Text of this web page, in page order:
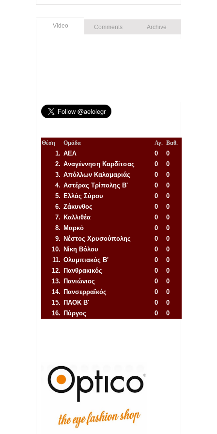
Video Comments Archive
Θέση Ομάδα Αγ. Βαθ.
1. ΑΕΛ 0
0
2. Αναγέννηση Καρδίτσας 0
0
3. Απόλλων Καλαμαριάς 0
0
4. Αστέρας Τρίπολης Β' 0
0
5. Ελλάς Σύρου 0
0
6. Ζάκυνθος 0
0
7. Καλλιθέα 0
0
8. Μαρκό 0
0
9. Νέστος Χρυσούπολης 0
0
10. Νίκη Βόλου 0
0
11. Ολυμπιακός Β' 0
0
12. Πανθρακικός 0
0
13. Πανιώνιος 0
0
14. Πανσερραϊκός 0
0
15. ΠΑΟΚ Β' 0
0
16. Πύργος 0
0